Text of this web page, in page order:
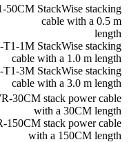
50CM StackWise stacking
cable with a 0.5 m
length
1M StackWise stacking
cable with a 1.0 m length
3M StackWise stacking
cable with a 3.0 m length
30CM stack power cable
with a 30CM length
150CM stack power cable
with a 150CM length